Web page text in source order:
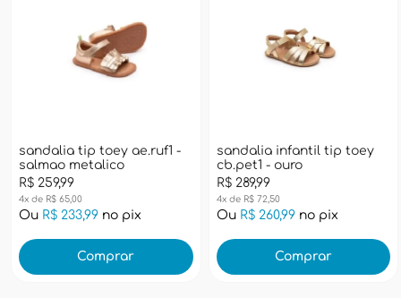
sandalia tip toey ae.ruf1 -
salmao metalico
R$ 259,99
4x de R$ 65,00
Ou R$ 233,99 no pix
Comprar
sandalia infantil tip toey
cb.pet1 - ouro
R$ 289,99
4x de R$ 72,50
Ou R$ 260,99no pix
Comprar